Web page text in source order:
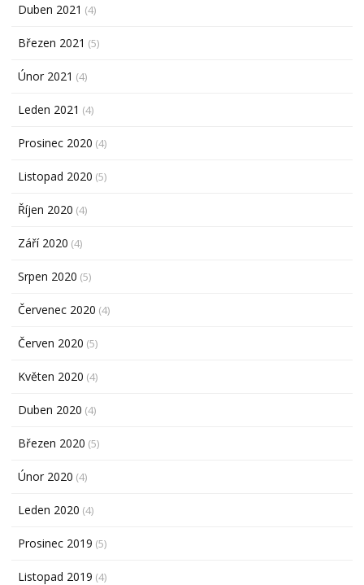
Duben 2021 (4)
Březen 2021 (5)
Únor 2021 (4)
Leden 2021 (4)
Prosinec 2020 (4)
Listopad 2020 (5)
Říjen 2020 (4)
Září 2020 (4)
Srpen 2020 (5)
Červenec 2020 (4)
Červen 2020 (5)
Květen 2020 (4)
Duben 2020 (4)
Březen 2020 (5)
Únor 2020 (4)
Leden 2020 (4)
Prosinec 2019 (5)
Listopad 2019 (4)